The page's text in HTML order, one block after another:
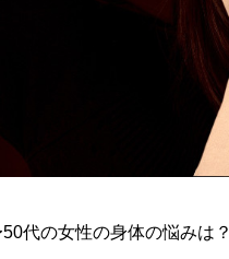
代の女性の身体の悩みは？